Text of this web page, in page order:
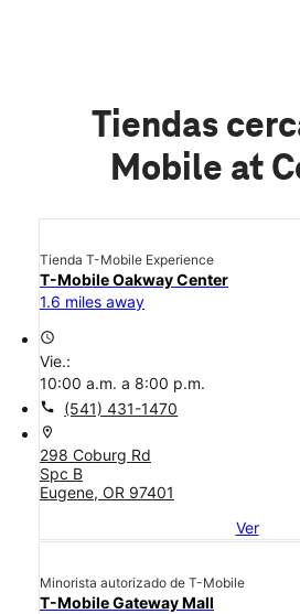
Tiendas
Mobile at
Tienda T-Mobile Experience
T-Mobile Oakway Center
1.6 miles away
access_time
Vie.:
10:00 a.m. a 8:00 p.m.
call (541) 431-1470
location_on
298 Coburg Rd
Spc B
Eugene, OR 97401
Ver
Minorista autorizado de T-Mobile
T-Mobile Gateway Mall